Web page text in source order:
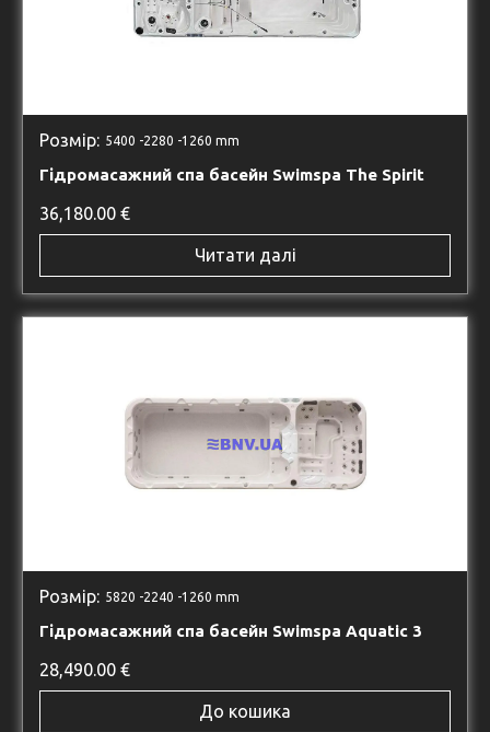
Розмір: 5400 -2280 -1260 mm
Гідромасажний спа басейн Swimspa The Spirit
36,180.00 €
Читати далі
Розмір: 5820 -2240 -1260 mm
Гідромасажний спа басейн Swimspa Aquatic 3
28,490.00 €
До кошика